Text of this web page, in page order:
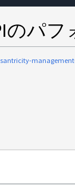
のパ
santricity-